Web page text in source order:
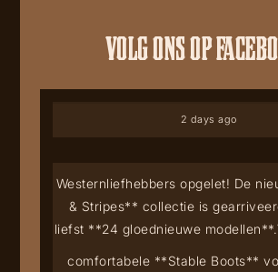
VOLG ONS OP
2 days ago
Westernliefhebbers opgelet! De
& Stripes** collectie is
liefst **24 gloednieuwe modellen**.
comfortabele **Stable Boots**